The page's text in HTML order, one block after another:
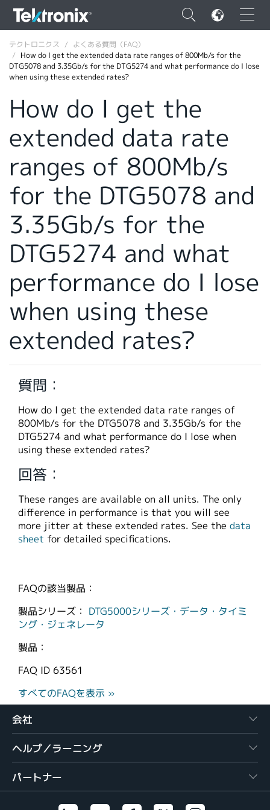
×
ENGLISH
FRANÇAIS
DEUTSCH
VIỆT NAM
日本語
韓国語
繁體中文
テクトロニクス
よくある質問（FAQ）
How do I get the extended data rate ranges of 800Mb/s for the
DTG5078 and 3.35Gb/s for the DTG5274 and what performance do I lose
when using these extended rates?
How do I get the
extended data rate
ranges of 800Mb/s
for the DTG5078 and
3.35Gb/s for the
DTG5274 and what
performance do I lose
when using these
extended rates?
質問：
How do I get the extended data rate ranges of
800Mb/s for the DTG5078 and 3.35Gb/s for the
DTG5274 and what performance do I lose when
using these extended rates?
回答：
These ranges are available on all units. The only
difference in performance is that you will see
more jitter at these extended rates. See the data
sheet for detailed specifications.
FAQの該当製品：
製品シリーズ： DTG5000シリーズ・データ・タイミ
ング・ジェネレータ
製品：
FAQ ID 63561
すべてのFAQを表示 »
会社
ヘルプ／ラーニング
パートナー